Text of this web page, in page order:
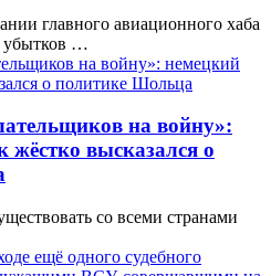
главного авиационного хаба
убытков …
на войну»:
жёстко высказался о
со всеми странами